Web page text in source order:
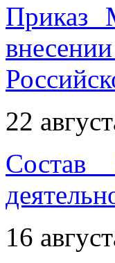
Приказ
22
Состав
16